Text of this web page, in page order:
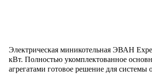
Электрическая миникотельная ЭВАН
кВт. Полностью укомплектованное
агрегатами готовое решение для